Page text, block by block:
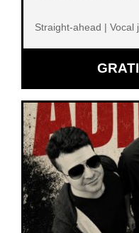
Straight-ahead | Vocal